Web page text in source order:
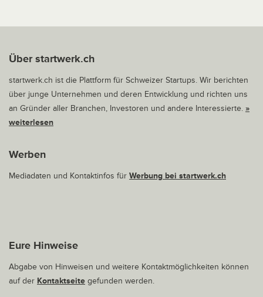
Über startwerk.ch
startwerk.ch ist die Plattform für Schweizer Startups. Wir berichten
über junge Unternehmen und deren Entwicklung und richten uns
an Gründer aller Branchen, Investoren und andere Interessierte. »
weiterlesen
Werben
Mediadaten und Kontaktinfos für Werbung bei startwerk.ch
Eure Hinweise
Abgabe von Hinweisen und weitere Kontaktmöglichkeiten können
auf der Kontaktseite gefunden werden.